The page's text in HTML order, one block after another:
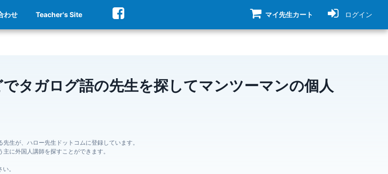
わせ Teacher's Site マイ先生カート ログイン
タガログ語の先生を探してマンツーマンの個人
生が、ハロー先生ドットコムに登録しています。
に外国人講師を探すことができます。
。